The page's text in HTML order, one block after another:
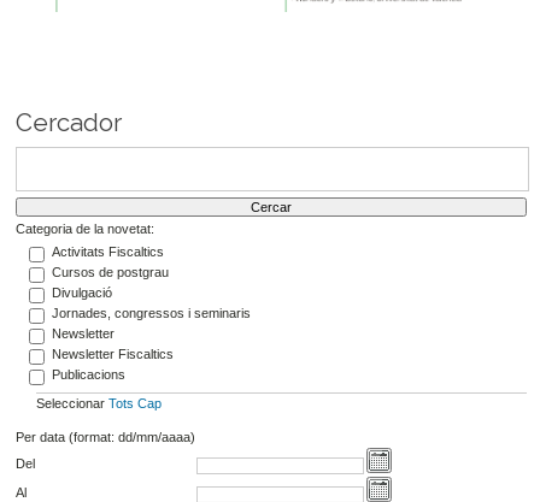
Cercador
Categoria de la novetat:
Activitats Fiscaltics
Cursos de postgrau
Divulgació
Jornades, congressos i seminaris
Newsletter
Newsletter Fiscaltics
Publicacions
Seleccionar Tots Cap
Per data (format: dd/mm/aaaa)
Del
Al